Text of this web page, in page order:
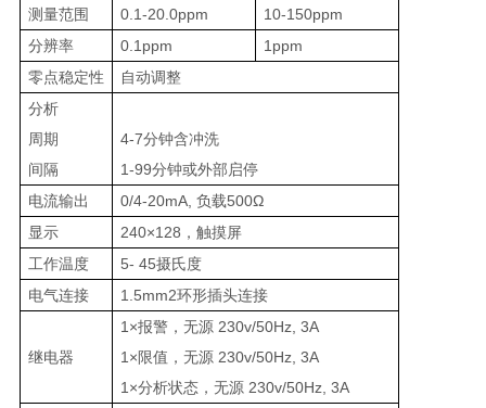
测量范围
0.1-20.0ppm
10-150ppm
分辨率
0.1ppm
1ppm
零点稳定性
自动调整
分析
周期
间隔
4-7分钟含冲洗
1-99分钟或外部启停
电流输出
0/4-20mA, 负载500Ω
显示
240×128，触摸屏
工作温度
5- 45摄氏度
电气连接
1.5mm2环形插头连接
继电器
1×报警，无源 230v/50Hz, 3A
1×限值，无源 230v/50Hz, 3A
1×分析状态，无源 230v/50Hz, 3A